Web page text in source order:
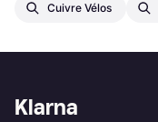
Cuivre Vélos
Klarna